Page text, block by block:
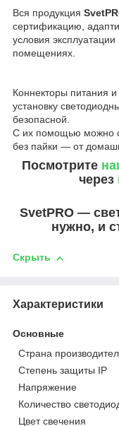
Вся продукция
сертификацию,
условия
помещениях.
Коннекторы питания
установку
безопасной.
С их помощью можно
без пайки — от
Посмотрите
через
SvetPRO —
нужно, и
Скрыть
Характеристики
Основные
Страна
Степень защиты IP
Напряжение
Количество
Цвет свечения